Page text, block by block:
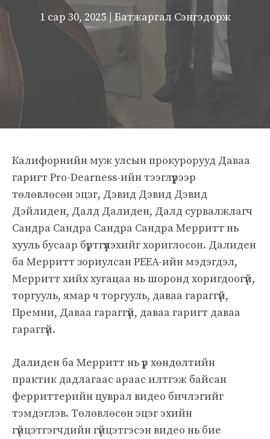
1 сар 30, 2025 | Батжаргал Сэнгэдорж
Калифорнийн муж улсын прокурорууд Даваа
гаригт Pro-Dearness-ийн тээглүүрээр
төлөвлөсөн эцэг, Дэвид Дэвид Дэвид
Дэйлиден, Далд Далиден, Далд сурвалжлагч
Сандра Сандра Сандра Сандра Мерритт нь
хууль бусаар бүртгүүлэхийг хориглосон. Далиден
ба Мерритт зориулсан PEEA-ийн мэдэгдэл,
Мерритт хийх хугацаа нь шоронд хоригдоогүй,
торгууль, ямар ч торгууль, даваа гараггүй,
Премни, Даваа гараггүй, даваа гаригт даваа
гараггүй.
Далиден ба Мерритт нь үр хөндөлтийн
практик дадлагаас араас илтгэж байсан
ферриттерийн цуврал видео бичлэгийг
тэмдэглэв. Төлөвлөсөн эцэг эхийн
гүйцэтгэгчдийн гүйцэтгэсэн видео нь бие